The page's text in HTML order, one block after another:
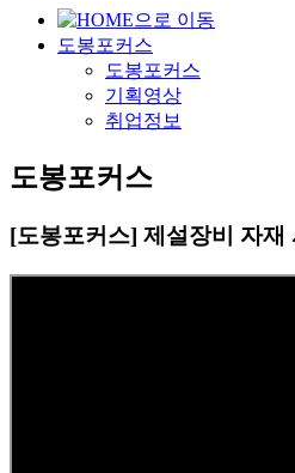
도봉포커스
도봉포커스
기획영상
취업정보
도봉포커스
[도봉포커스] 제설장비 자재